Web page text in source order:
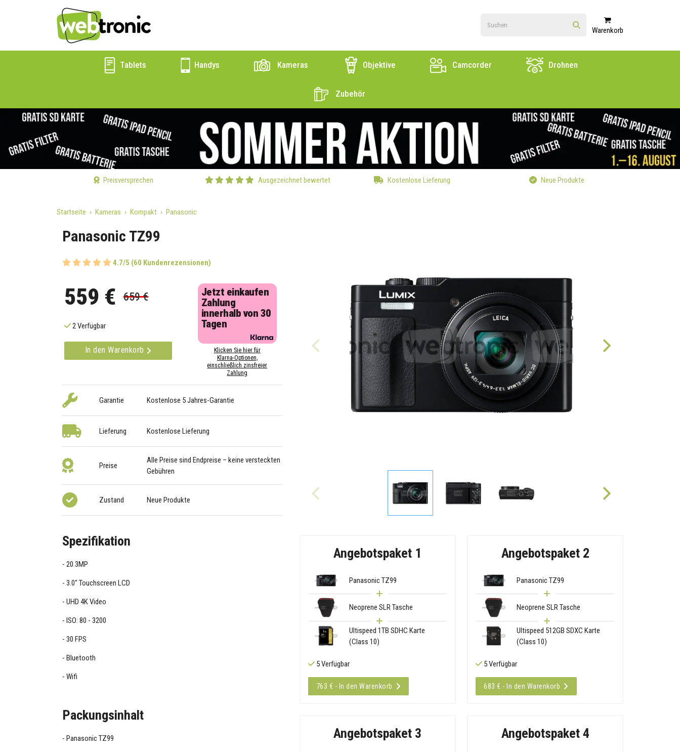
Warenkorb
Tablets Handys Kameras Objektive Camcorder Drohnen
Zubehör
Preisversprechen Ausgezeichnet bewertet Kostenlose Lieferung Neue Produkte
Startseite Kameras Kompakt Panasonic
Panasonic TZ99
4.7/5 (60 Kundenrezensionen)
559 € 659 €
2 Verfügbar
In den Warenkorb
Jetzt einkaufen
Zahlung
innerhalb von 30
Tagen
Klicken Sie hier für
Klarna-Optionen,
einschließlich zinsfreier
Zahlung
Garantie Kostenlose 5 Jahres-Garantie
Lieferung Kostenlose Lieferung
Preise
Alle Preise sind Endpreise – keine versteckten
Gebühren
Zustand Neue Produkte
Angebotspaket 1
Panasonic TZ99
Neoprene SLR Tasche
Ultispeed 1TB SDHC Karte
(Class 10)
5 Verfügbar
763 € - In den Warenkorb
Angebotspaket 2
Panasonic TZ99
Neoprene SLR Tasche
Ultispeed 512GB SDXC Karte
(Class 10)
5 Verfügbar
683 € - In den Warenkorb
Angebotspaket 3 Angebotspaket 4
Spezifikation
20.3MP
3.0" Touchscreen LCD
UHD 4K Video
ISO: 80 - 3200
30 FPS
Bluetooth
Wifi
Packungsinhalt
Panasonic TZ99